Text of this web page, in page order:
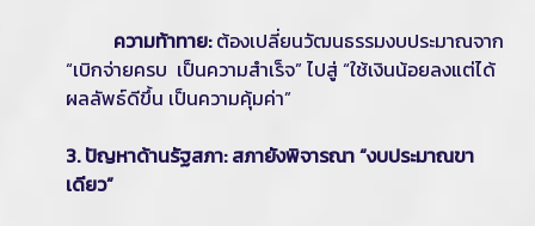
ความท้าทาย:ต้องเปลี่ยนวัฒนธรรมงบประมาณจาก
“เบิกจ่ายครบ เป็นความสำเร็จ” ไปสู่ “ใช้เงินน้อยลงแต่ได้
ผลลัพธ์ดีขึ้น เป็นความคุ้มค่า”
3. ปัญหาด้านรัฐสภา: สภายังพิจารณา “งบประมาณขา
เดียว”